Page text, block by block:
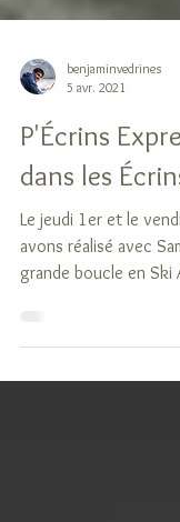
benjaminvedrines
5 avr. 2021
P'Écrins
dans les
grande boucle en Ski